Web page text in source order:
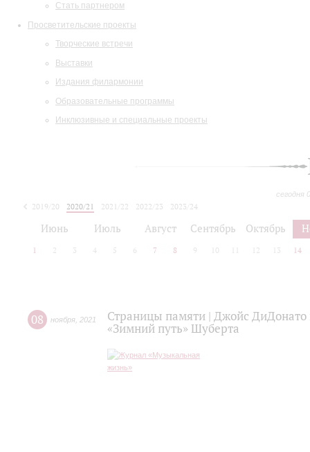
Стать партнером
Просветительские проекты
Творческие встречи
Выставки
Издания филармонии
Образовательные программы
Инклюзивные и специальные проекты
сегодня
2019/20 2020/21 2021/22 2022/23
2023/24
Июнь Июль Август Сентябрь Октябрь
1 2 3 4 5 6 7 8 9 10 12 13 14
08 ноября 2021
Страницы памяти | Джойс ДиДонато
«Зимний путь» Шуберта